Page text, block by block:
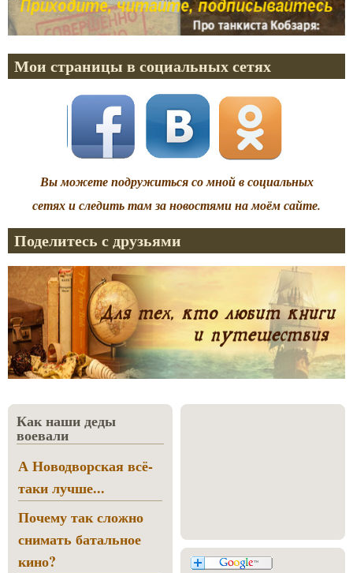
Мои страницы в социальных сетях
Вы можете подружиться со мной в социальных
сетях и следить там за новостями на моём сайте.
Поделитесь с друзьями
Как наши деды
воевали
А Новодворская всё-
таки лучше...
Почему так сложно
снимать батальное
кино?